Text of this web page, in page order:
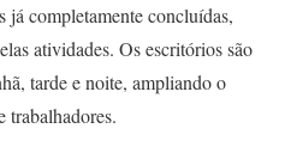
já completamente concluídas,
atividades. Os escritórios são
tarde e noite, ampliando o
trabalhadores.